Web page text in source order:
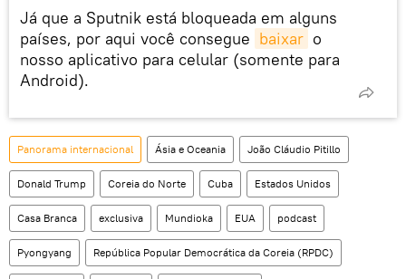
Já que a Sputnik está bloqueada em alguns
países, por aqui você consegue baixar o
nosso aplicativo para celular (somente para
Android).
Panorama internacional Ásia e Oceania João Cláudio Pitillo
Donald Trump Coreia do Norte Cuba Estados Unidos
Casa Branca exclusiva Mundioka EUA podcast
Pyongyang República Popular Democrática da Coreia (RPDC)